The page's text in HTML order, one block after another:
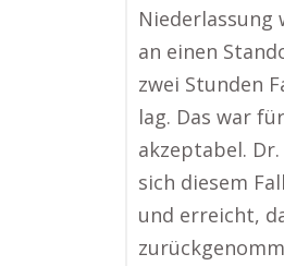
Niederlassung
an einen
zwei Stunden
lag. Das war
akzeptabel.
sich diesem
und erreicht,